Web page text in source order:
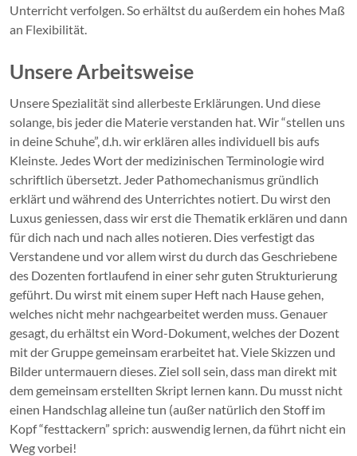
Unterricht verfolgen. So erhältst du außerdem ein hohes Maß
an Flexibilität.
Unsere Arbeitsweise
Unsere Spezialität sind allerbeste Erklärungen. Und diese
solange, bis jeder die Materie verstanden hat. Wir “stellen uns
in deine Schuhe”, d.h. wir erklären alles individuell bis aufs
Kleinste. Jedes Wort der medizinischen Terminologie wird
schriftlich übersetzt. Jeder Pathomechanismus gründlich
erklärt und während des Unterrichtes notiert. Du wirst den
Luxus geniessen, dass wir erst die Thematik erklären und dann
für dich nach und nach alles notieren. Dies verfestigt das
Verstandene und vor allem wirst du durch das Geschriebene
des Dozenten fortlaufend in einer sehr guten Strukturierung
geführt. Du wirst mit einem super Heft nach Hause gehen,
welches nicht mehr nachgearbeitet werden muss. Genauer
gesagt, du erhältst ein Word-Dokument, welches der Dozent
mit der Gruppe gemeinsam erarbeitet hat. Viele Skizzen und
Bilder untermauern dieses. Ziel soll sein, dass man direkt mit
dem gemeinsam erstellten Skript lernen kann. Du musst nicht
einen Handschlag alleine tun (außer natürlich den Stoff im
Kopf “festtackern” sprich: auswendig lernen, da führt nicht ein
Weg vorbei!